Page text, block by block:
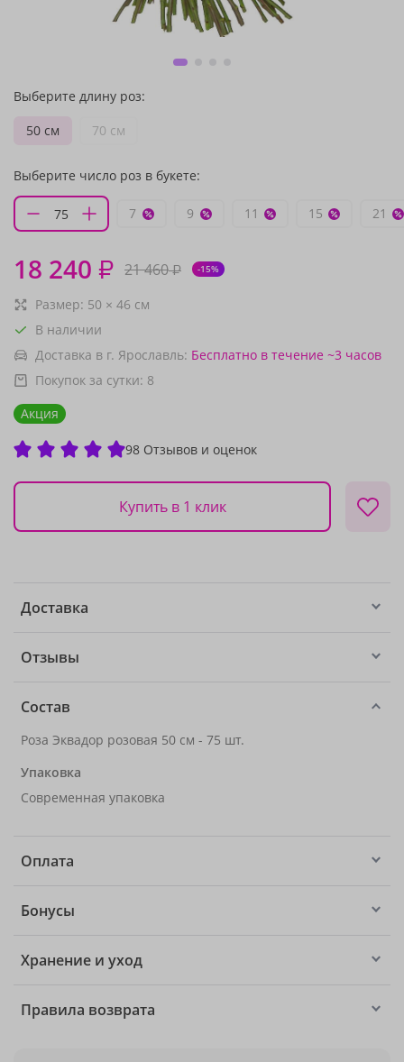
Выберите длину роз:
50 см
70 см
Выберите число роз в букете:
7 9 11 15 21
18 240 ₽ 21 460₽ -15%
Размер: 50 × 46 см
В наличии
Доставка в г. Ярославль: Бесплатно в течение ~3 часов
Покупок за сутки: 8
Акция
98 Отзывов и оценок
Купить в 1 клик
Доставка
Отзывы
Состав
Роза Эквадор розовая 50 см - 75 шт.
Упаковка
Современная упаковка
Оплата
Бонусы
Хранение и уход
Правила возврата